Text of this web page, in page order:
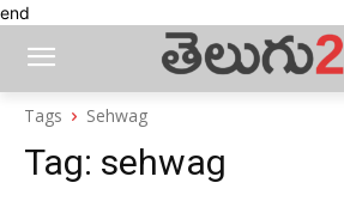
end
Tags Sehwag
Tag: sehwag